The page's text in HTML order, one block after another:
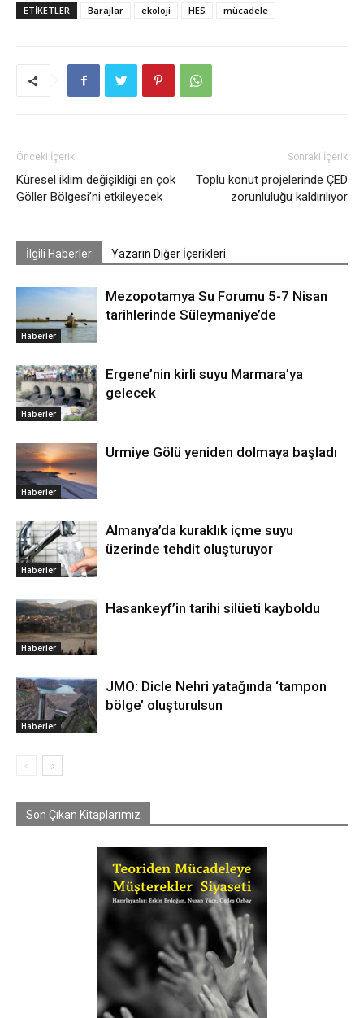
ETIKETLER Barajlar ekoloji HES mücadele
Önceki İçerik
Küresel iklim değişikliği en çok
Göller Bölgesi’ni etkileyecek
Sonraki İçerik
Toplu konut projelerinde ÇED
zorunluluğu kaldırılıyor
İlgili Haberler Yazarın Diğer İçerikleri
Haberler
Mezopotamya Su Forumu 5-7 Nisan
tarihlerinde Süleymaniye’de
Haberler
Ergene’nin kirli suyu Marmara’ya
gelecek
Haberler
Urmiye Gölü yeniden dolmaya başladı
Haberler
Almanya’da kuraklık içme suyu
üzerinde tehdit oluşturuyor
Haberler
Hasankeyf’in tarihi silüeti kayboldu
Haberler
JMO: Dicle Nehri yatağında ‘tampon
bölge’ oluşturulsun
Son Çıkan Kitaplarımız